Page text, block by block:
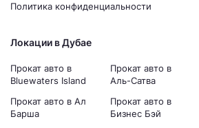
Политика конфиденциальности
Локации в Дубае
Прокат авто в
Bluewaters Island
Прокат авто в Ал
Барша
Прокат авто в
Аль-Сатва
Прокат авто в
Бизнес Бэй